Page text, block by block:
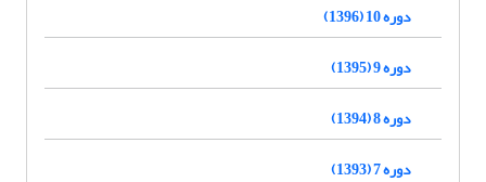
دوره 10 (1396)
دوره 9 (1395)
دوره 8 (1394)
دوره 7 (1393)